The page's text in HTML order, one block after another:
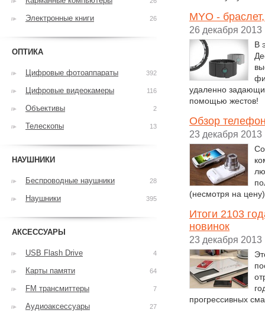
MYO -
26 декабря 2013
В
удаленно
помощью жестов!
Обзор
23 декабря 2013
(несмотря на
Итоги 2103
новинок
23 декабря 2013
прогрессивных
Электронные книги 26
ОПТИКА
Цифровые фотоаппараты 392
Цифровые видеокамеры 116
Объективы 2
Телескопы 13
НАУШНИКИ
Беспроводные наушники 28
Наушники 395
АКСЕССУАРЫ
USB Flash Drive 4
Карты памяти 64
FM трансмиттеры 7
Аудиоаксессуары 27